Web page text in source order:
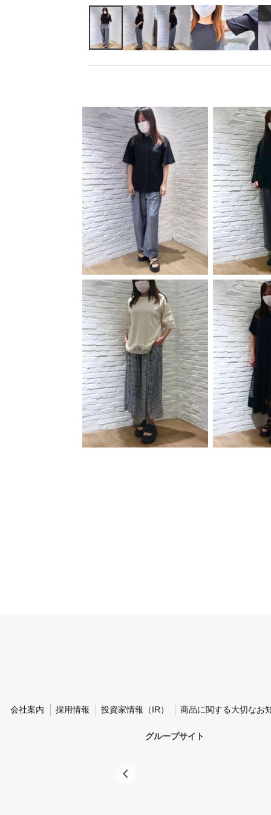
会社案内 採用情報 投資家情報（IR） 商品に関する大切なお
グループサイト